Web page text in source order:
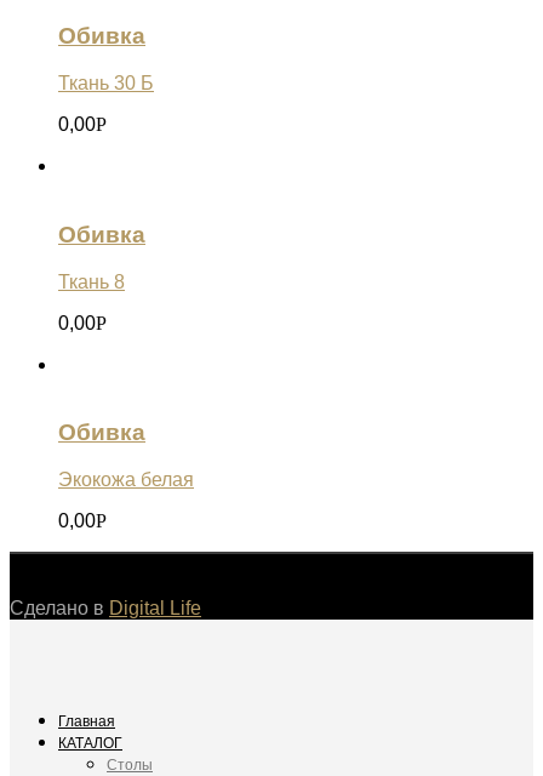
Обивка
Ткань 30 Б
0,00Р
Обивка
Ткань 8
0,00Р
Обивка
Экокожа белая
0,00Р
Сделано в Digital Life
Главная
КАТАЛОГ
Столы